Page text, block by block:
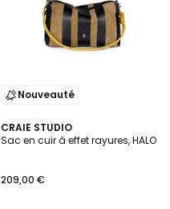
Nouveauté
CRAIE STUDIO
Sac en cuir à effet rayures, HALO
209,00 €